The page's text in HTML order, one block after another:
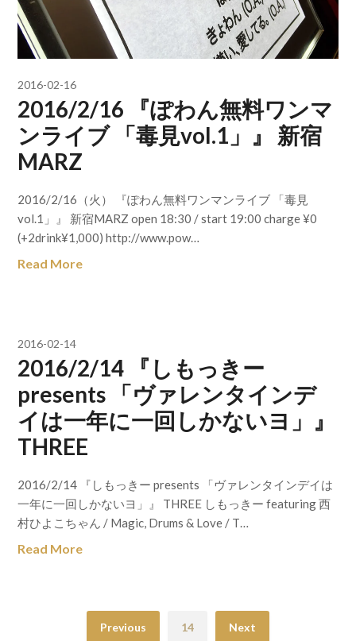
2016-02-16
2016/2/16 『ぽわん無料ワンマ
ンライブ 「毒見vol.1」』 新宿
MARZ
2016/2/16（火） 『ぽわん無料ワンマンライブ 「毒見
vol.1」』 新宿MARZ open 18:30 / start 19:00 charge ¥0
(+2drink¥1,000) http://www.pow…
Read More
2016-02-14
2016/2/14 『しもっきー
presents 「ヴァレンタインデ
イは一年に一回しかないヨ」』
THREE
2016/2/14 『しもっきー presents 「ヴァレンタインデイは
一年に一回しかないヨ」』 THREE しもっきー featuring 西
村ひよこちゃん / Magic, Drums & Love / T…
Read More
Previous 14 Next